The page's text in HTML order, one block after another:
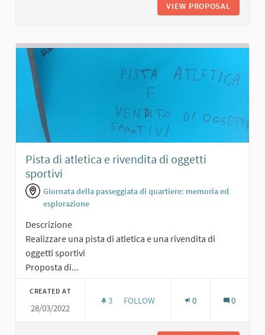
VIEW PROPOSAL
Pista di atletica e rivendita di oggetti
sportivi
Giornata della passeggiata di quartiere: memoria ed
esplorazione
Descrizione
Realizzare una pista di atletica e una rivendita di
oggetti sportivi
Proposta di...
CREATED AT
28/03/2022
3 3 FOLLOWERS
FOLLOW 0 0